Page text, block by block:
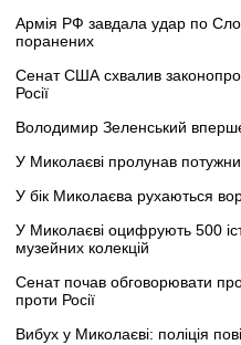
Армія РФ завдала удар по
поранених
Сенат США схвалив
Росії
Володимир Зеленський
У Миколаєві пролунав
У бік Миколаєва рухаються
У Миколаєві оцифрують 500
музейних колекцій
Сенат почав обговорювати
проти Росії
Вибух у Миколаєві: поліція